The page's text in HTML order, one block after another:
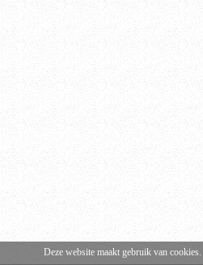
Deze website maakt gebruik van cookies.